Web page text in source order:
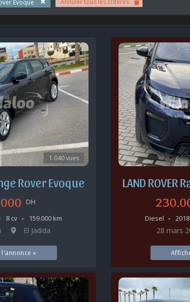
Evoque Annuler tous les critères
1.040 vues
Rover Evoque
DH
8 cv 159.000 km
El Jadida
»
LAND ROVER
Diesel 2018
28 mars